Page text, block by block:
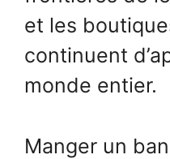
et les
continuent
monde entier.
Manger un